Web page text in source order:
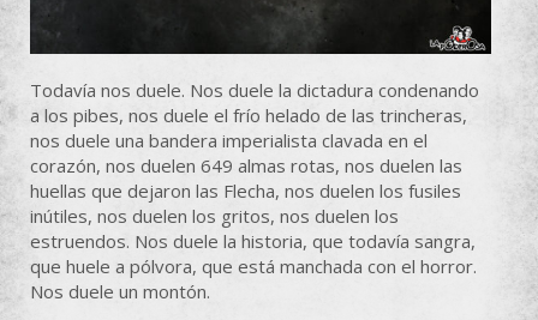
Todavía nos duele. Nos duele la dictadura condenando
a los pibes, nos duele el frío helado de las trincheras,
nos duele una bandera imperialista clavada en el
corazón, nos duelen 649 almas rotas, nos duelen las
huellas que dejaron las Flecha, nos duelen los fusiles
inútiles, nos duelen los gritos, nos duelen los
estruendos. Nos duele la historia, que todavía sangra,
que huele a pólvora, que está manchada con el horror.
Nos duele un montón.